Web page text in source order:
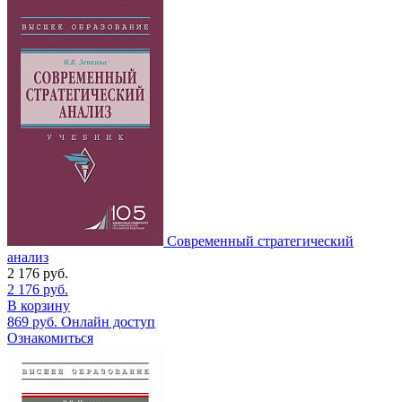
Современный стратегический
анализ
2 176 руб.
2 176 руб.
В корзину
869 руб. Онлайн доступ
Ознакомиться